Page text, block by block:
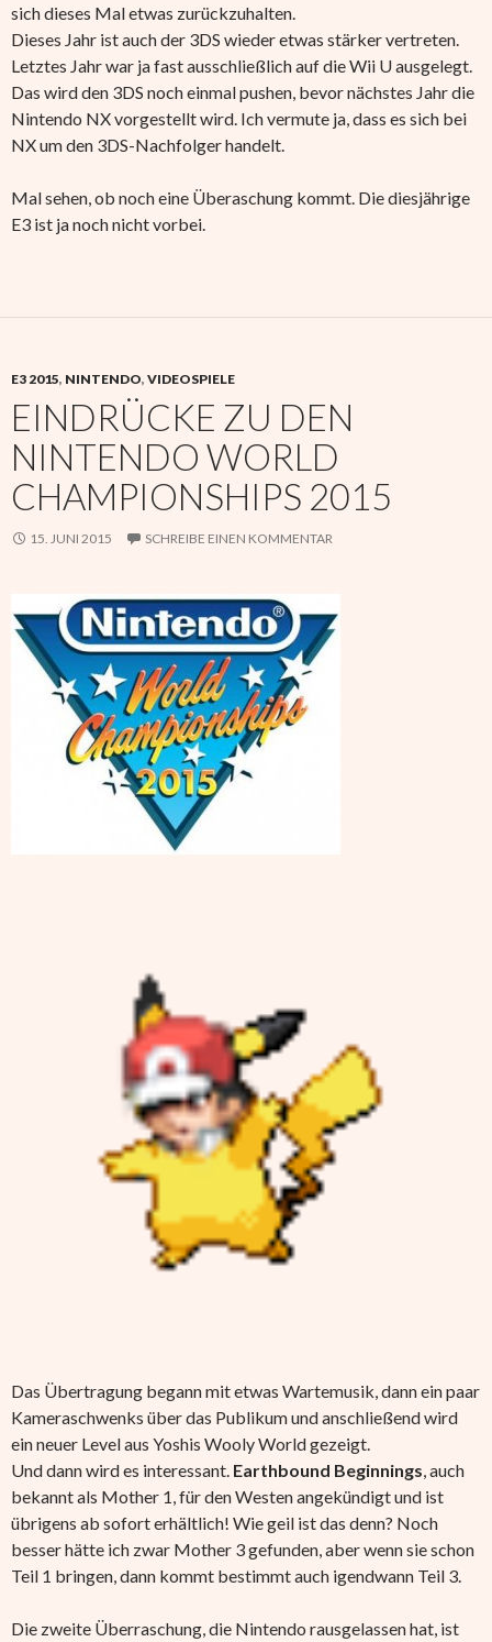
sich dieses Mal etwas zurückzuhalten.
Dieses Jahr ist auch der 3DS wieder etwas stärker vertreten.
Letztes Jahr war ja fast ausschließlich auf die Wii U ausgelegt.
Das wird den 3DS noch einmal pushen, bevor nächstes Jahr die
Nintendo NX vorgestellt wird. Ich vermute ja, dass es sich bei
NX um den 3DS-Nachfolger handelt.
Mal sehen, ob noch eine Überaschung kommt. Die diesjährige
E3 ist ja noch nicht vorbei.
E3 2015, NINTENDO, VIDEOSPIELE
EINDRÜCKE ZU DEN
NINTENDO WORLD
CHAMPIONSHIPS 2015
15. JUNI 2015 SCHREIBE EINEN KOMMENTAR
Das Übertragung begann mit etwas Wartemusik, dann ein paar
Kameraschwenks über das Publikum und anschließend wird
ein neuer Level aus Yoshis Wooly World gezeigt.
Und dann wird es interessant. Earthbound Beginnings , auch
bekannt als Mother 1, für den Westen angekündigt und ist
übrigens ab sofort erhältlich! Wie geil ist das denn? Noch
besser hätte ich zwar Mother 3 gefunden, aber wenn sie schon
Teil 1 bringen, dann kommt bestimmt auch igendwann Teil 3.
Die zweite Überraschung, die Nintendo rausgelassen hat, ist